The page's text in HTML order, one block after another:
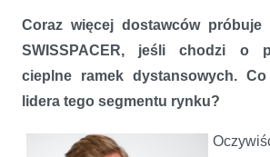
Z myślą o klientachRozmowa z Andreasem
wykonawczym SWISSPACER
Coraz więcej dostawców próbuje
SWISSPACER, jeśli chodzi o
cieplne ramek dystansowych.
lidera tego segmentu rynku?